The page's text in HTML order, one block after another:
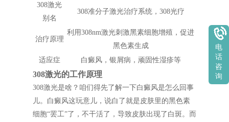
308激光
别名
308准分子激光治疗系统，308光疗
治疗原理
利用308nm激光刺激黑素细胞增殖，促进
黑色素生成
适应症
白癜风，银屑病，顽固性湿疹等
308激光的工作原理
308激光是啥？咱们得先了解一下白癜风是怎么回事
儿。白癜风这玩意儿，说白了就是皮肤里的黑色素
细胞“罢工”了，不干活了，导致皮肤出现了白斑。而
电
话
咨
询